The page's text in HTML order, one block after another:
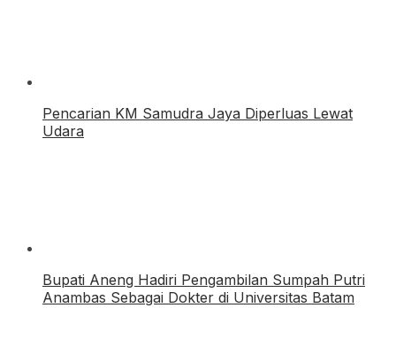
Pencarian KM Samudra Jaya Diperluas Lewat
Udara
Bupati Aneng Hadiri Pengambilan Sumpah Putri
Anambas Sebagai Dokter di Universitas Batam